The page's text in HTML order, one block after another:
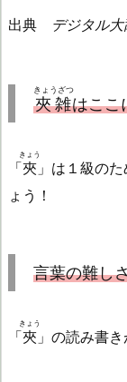
出典 デジタル大
夾雑
きょうざつ
はここ
「夾
きょう
」は１級の
ょう！
言葉の難し
「夾
きょう
」の読み書